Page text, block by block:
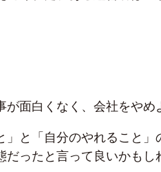
が面白くなく、会社をやめ
」と「自分のやれること
だったと言って良いかもし